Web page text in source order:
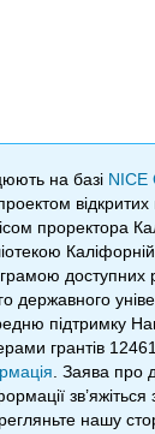
на базі NICE
відкритих
проректора
доступних
державного
підтримку
грантів
. Заява про
нашу